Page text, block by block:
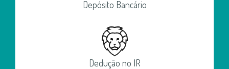
Depósito Bancário
Dedução no IR